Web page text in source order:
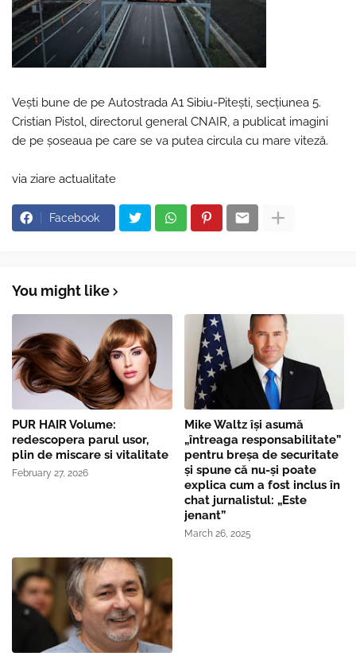
Vești bune de pe Autostrada A1 Sibiu-Pitești, secțiunea 5.
Cristian Pistol, directorul general CNAIR, a publicat imagini
de pe șoseaua pe care se va putea circula cu mare viteză.
via ziare actualitate
Facebook
You might like
PUR HAIR Volume:
redescopera parul usor,
plin de miscare si vitalitate
February 27, 2026
Mike Waltz îşi asumă
„întreaga responsabilitate”
pentru breşa de securitate
și spune că nu-și poate
explica cum a fost inclus în
chat jurnalistul: „Este
jenant”
March 26, 2025